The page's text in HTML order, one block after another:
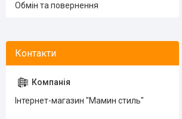
Обмін та повернення
Інтернет-магазин "Мамин стиль"